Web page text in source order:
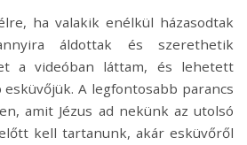
ha valakik enélkül házasodtak
áldottak és szerethetik
a videóban láttam, és lehetett
A legfontosabb parancs
amit Jézus ad nekünk az utolsó
kell tartanunk, akár esküvőről